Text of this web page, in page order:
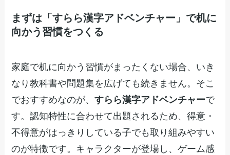
まずは「すらら漢字アドベンチャー」で机に
向かう習慣をつくる
家庭で机に向かう習慣がまったくない場合、いき
なり教科書や問題集を広げても続きません。そこ
でおすすめなのが、すらら漢字アドベンチャーで
す。認知特性に合わせて出題されるため、得意・
不得意がはっきりしている子でも取り組みやすい
のが特徴です。キャラクターが登場し、ゲーム感